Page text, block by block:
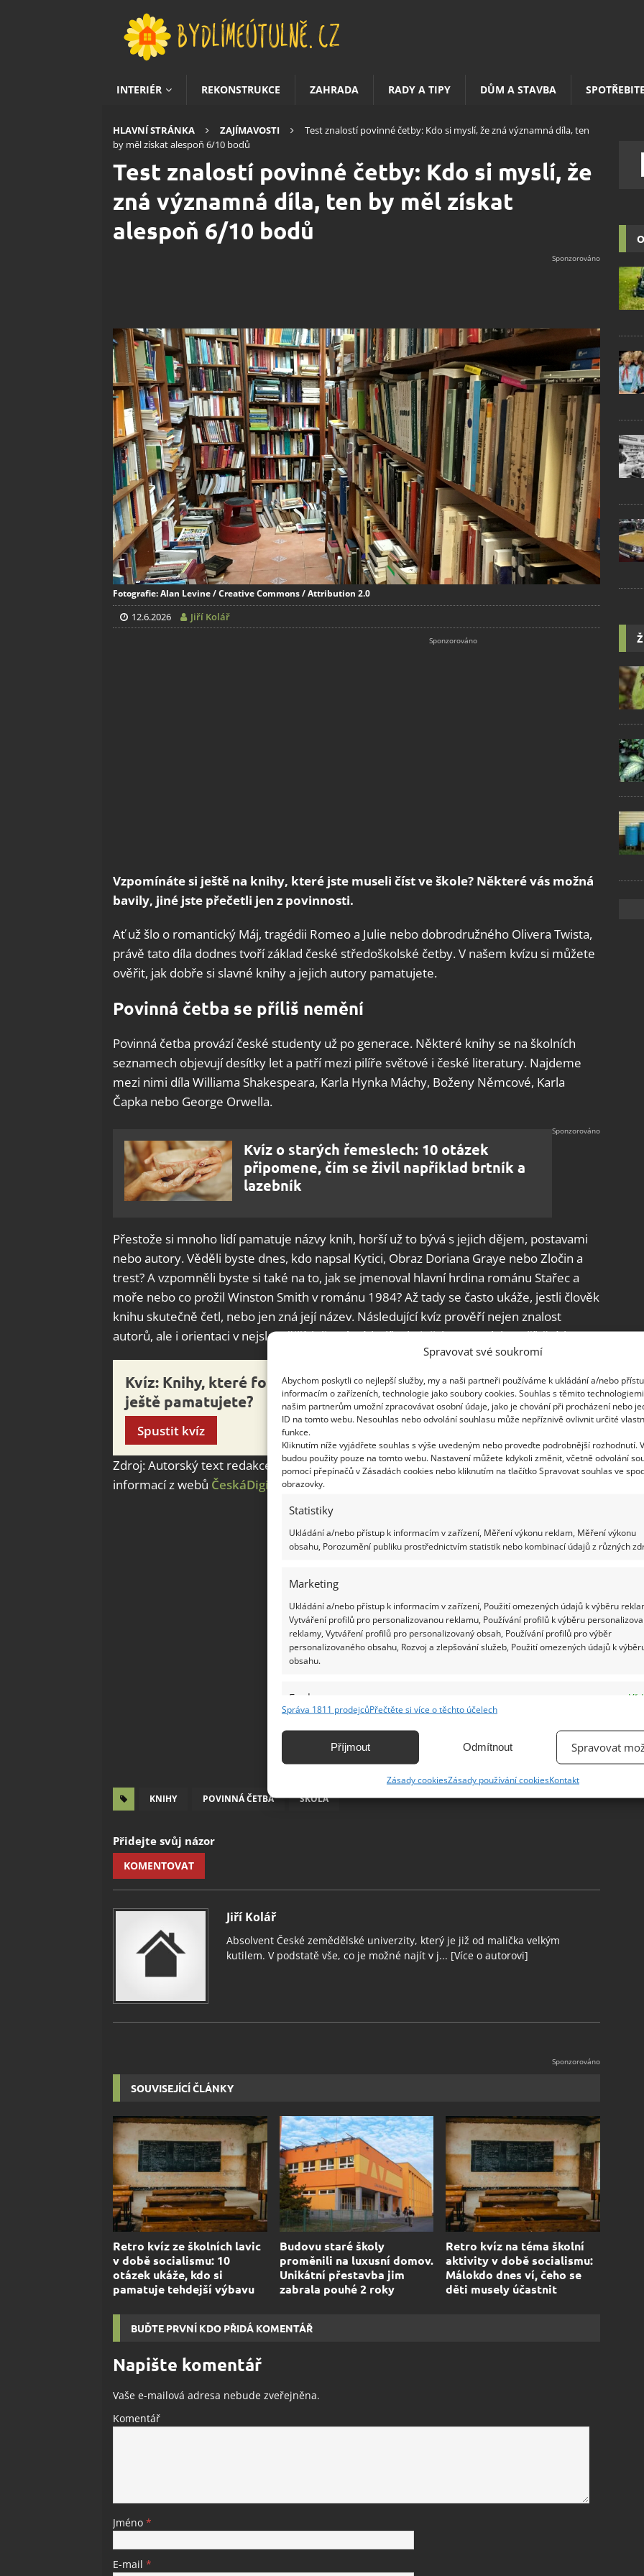
Spravovat své soukromí
Abychom poskytli co nejlepší služby, my a naši partneři používáme k ukládání a/nebo
informacím o zařízeních, technologie jako soubory cookies. Souhlas s těmito
našim partnerům umožní zpracovávat osobní údaje, jako je chování při procházení nebo
ID na tomto webu. Nesouhlas nebo odvolání souhlasu může nepříznivě ovlivnit určité
funkce.
Kliknutím níže vyjádřete souhlas s výše uvedeným nebo proveďte podrobnější rozhodnutí.
budou použity pouze na tomto webu. Nastavení můžete kdykoli změnit, včetně odvolání
pomocí přepínačů v Zásadách cookies nebo kliknutím na tlačítko Spravovat souhlas ve
obrazovky.
Statistiky
Ukládání a/nebo přístup k informacím v zařízení, Měření výkonu reklam, Měření výkonu
obsahu, Porozumění publiku prostřednictvím statistik nebo kombinací údajů z různých
Marketing
Ukládání a/nebo přístup k informacím v zařízení, Použití omezených údajů k výběru
Vytváření profilů pro personalizovanou reklamu, Používání profilů k výběru
reklamy, Vytváření profilů pro personalizovaný obsah, Používání profilů pro výběr
personalizovaného obsahu, Rozvoj a zlepšování služeb, Použití omezených údajů k
obsahu.
Funkce
Identifikace zařízení na základě automaticky přenášených informací.
základě aktivně vyžádaných informací.
Správa 1811 prodejcůPřečtěte si více o těchto účelech
Příjmout Odmítnout Spravovat
Zásady cookiesZásady používání cookiesKontakt
INTERIÉR REKONSTRUKCE ZAHRADA RADY A TIPY DŮM A STAVBA
HLAVNÍ STRÁNKA ZAJÍMAVOSTI
Test znalostí povinné četby: Kdo si myslí, že zná významná díla, ten
by měl získat alespoň 6/10 bodů
Test znalostí povinné četby: Kdo si myslí, že
zná významná díla, ten by měl získat
alespoň 6/10 bodů
Fotografie: Alan Levine / Creative Commons / Attribution 2.0
12.6.2026 Jiří Kolář
Vzpomínáte si ještě na knihy, které jste museli číst ve škole? Některé vás možná
bavily, jiné jste přečetli jen z povinnosti.
Ať už šlo o romantický Máj, tragédii Romeo a Julie nebo dobrodružného Olivera Twista,
právě tato díla dodnes tvoří základ české středoškolské četby. V našem kvízu si můžete
ověřit, jak dobře si slavné knihy a jejich autory pamatujete.
Povinná četba se příliš nemění
Povinná četba provází české studenty už po generace. Některé knihy se na školních
seznamech objevují desítky let a patří mezi pilíře světové i české literatury. Najdeme
mezi nimi díla Williama Shakespeara, Karla Hynka Máchy, Boženy Němcové, Karla
Čapka nebo George Orwella.
Kvíz o starých řemeslech: 10 otázek
připomene, čím se živil například brtník a
lazebník
Přestože si mnoho lidí pamatuje názvy knih, horší už to bývá s jejich dějem, postavami
nebo autory. Věděli byste dnes, kdo napsal Kytici, Obraz Doriana Graye nebo Zločin a
trest? A vzpomněli byste si také na to, jak se jmenoval hlavní hrdina románu Stařec a
moře nebo co prožil Winston Smith v románu 1984? Až tady se často ukáže, jestli člověk
knihu skutečně četl, nebo jen zná její název. Následující kvíz prověří nejen znalost
autorů, ale i orientaci v nejslavnějších literárních dílech, jejich postavách a příbězích.
Kvíz: Knihy, které formovaly generace studentů. Kolik si jich
ještě pamatujete?
Spustit kvíz
Zdroj: Autorský text redakce BydlímeÚtulně.cz na základě veřejně dostupných
informací z webů ČeskáDigitálníKnihovna
KNIHY POVINNÁ ČETBA ŠKOLA
Přidejte svůj názor
KOMENTOVAT
Jiří Kolář
Absolvent České zemědělské univerzity, který je již od malička velkým
kutilem. V podstatě vše, co je možné najít v j... [Více o autorovi]
SOUVISEJÍCÍ ČLÁNKY
Retro kvíz ze školních lavic
v době socialismu: 10
otázek ukáže, kdo si
pamatuje tehdejší výbavu
Budovu staré školy
proměnili na luxusní domov.
Unikátní přestavba jim
zabrala pouhé 2 roky
Retro kvíz na téma školní
aktivity v době socialismu:
Málokdo dnes ví, čeho se
děti musely účastnit
BUĎTE PRVNÍ KDO PŘIDÁ KOMENTÁŘ
Napište komentář
Vaše e-mailová adresa nebude zveřejněna.
Komentář
Jméno *
E-mail *